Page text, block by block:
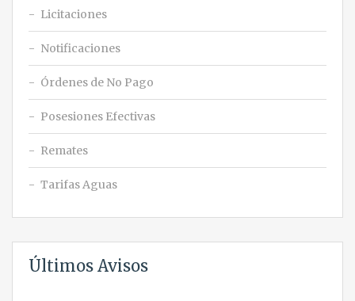
Licitaciones
Notificaciones
Órdenes de No Pago
Posesiones Efectivas
Remates
Tarifas Aguas
Últimos Avisos